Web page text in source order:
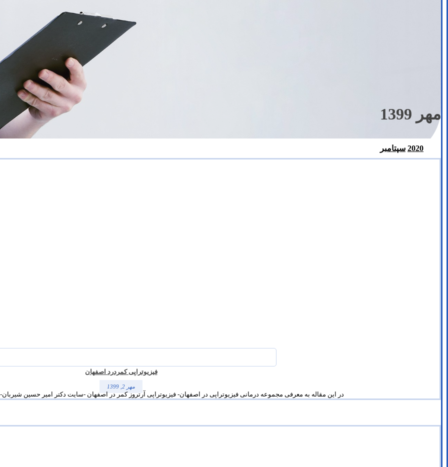
مهر 1399
2020 سپتامبر
فیزیوتراپی کمردرد اصفهان
مهر 2, 1399
در این مقاله به معرفی مجموعه درمانی فیزیوتراپی در اصفهان- فیزیوتراپی آرتروز کمر در اصفهان -سایت دکتر امیر حسین شیربان- drgholenj پرداختیم. ...